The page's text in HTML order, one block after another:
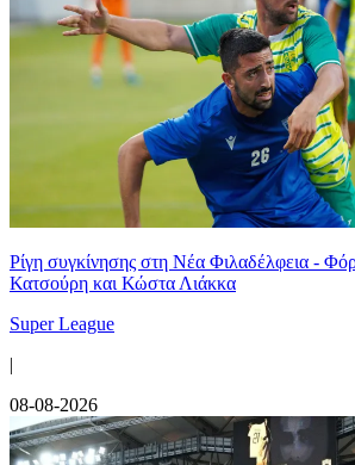
Ρίγη συγκίνησης στη Νέα Φιλαδέλφεια -
Κατσούρη και Κώστα Λιάκκα
Super League
|
08-08-2026